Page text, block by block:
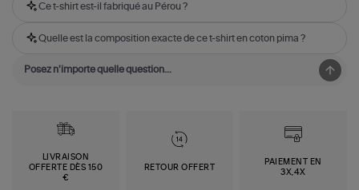
Ce t-shirt est-il fabriqué au Pérou ?
Quelle est la composition exacte de ce t-shirt en coton pima ?
LIVRAISON
OFFERTE DÈS 150
€
RETOUR OFFERT
PAIEMENT EN
3X,4X